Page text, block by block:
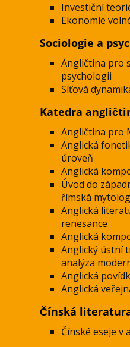
Investiční
Ekonomie
Sociologie a
Angličtina pro
psychologii
Síťová
Katedra
Angličtina pro
Anglická
úroveň
Anglická
Úvod do
římská
Anglická
renesance
Anglická
Anglický ústní
analýza
Anglická
Anglická
Čínská
Čínské eseje v